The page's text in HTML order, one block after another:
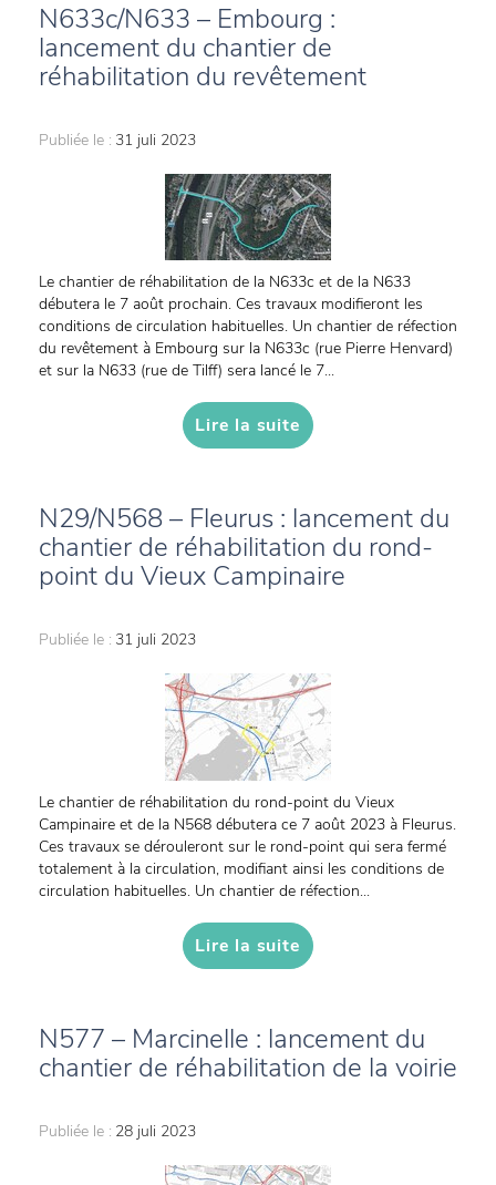
N633c/N633 – Embourg :
lancement du chantier de
réhabilitation du revêtement
Publiée le : 31 juli 2023
Le chantier de réhabilitation de la N633c et de la N633
débutera le 7 août prochain. Ces travaux modifieront les
conditions de circulation habituelles. Un chantier de réfection
du revêtement à Embourg sur la N633c (rue Pierre Henvard)
et sur la N633 (rue de Tilff) sera lancé le 7...
Lire la suite
N29/N568 – Fleurus : lancement du
chantier de réhabilitation du rond-
point du Vieux Campinaire
Publiée le : 31 juli 2023
Le chantier de réhabilitation du rond-point du Vieux
Campinaire et de la N568 débutera ce 7 août 2023 à Fleurus.
Ces travaux se dérouleront sur le rond-point qui sera fermé
totalement à la circulation, modifiant ainsi les conditions de
circulation habituelles. Un chantier de réfection...
Lire la suite
N577 – Marcinelle : lancement du
chantier de réhabilitation de la voirie
Publiée le : 28 juli 2023